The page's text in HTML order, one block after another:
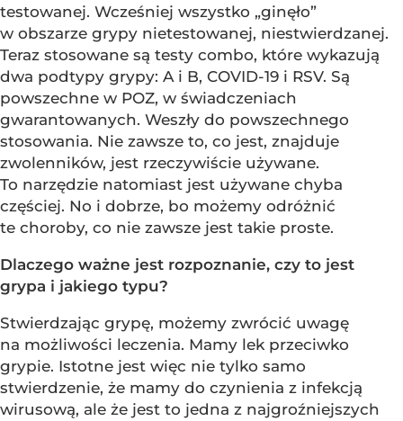
testowanej. Wcześniej wszystko „ginęło”
w obszarze grypy nietestowanej, niestwierdzanej.
Teraz stosowane są testy combo, które wykazują
dwa podtypy grypy: A i B, COVID-19 i RSV. Są
powszechne w POZ, w świadczeniach
gwarantowanych. Weszły do powszechnego
stosowania. Nie zawsze to, co jest, znajduje
zwolenników, jest rzeczywiście używane.
To narzędzie natomiast jest używane chyba
częściej. No i dobrze, bo możemy odróżnić
te choroby, co nie zawsze jest takie proste.
Dlaczego ważne jest rozpoznanie, czy to jest
grypa i jakiego typu?
Stwierdzając grypę, możemy zwrócić uwagę
na możliwości leczenia. Mamy lek przeciwko
grypie. Istotne jest więc nie tylko samo
stwierdzenie, że mamy do czynienia z infekcją
wirusową, ale że jest to jedna z najgroźniejszych